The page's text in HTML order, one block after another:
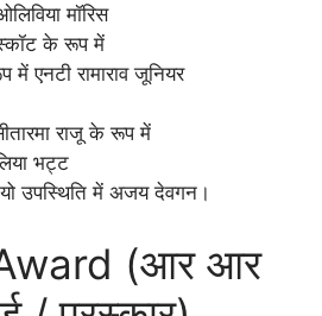
मॉरिस
के रूप में
में एनटी रामाराव जूनियर
राजू के रूप में
भट्ट
उपस्थिति में अजय देवगन।
(आर आर